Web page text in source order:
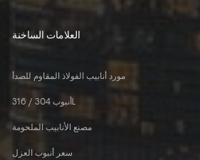
العلامات الساخنة
مورد أنابيب الفولاذ المقاوم للصدأ
أنبوب 304 / 316L
مصنع الأنابيب الملحومة
سعر أنبوب العزل